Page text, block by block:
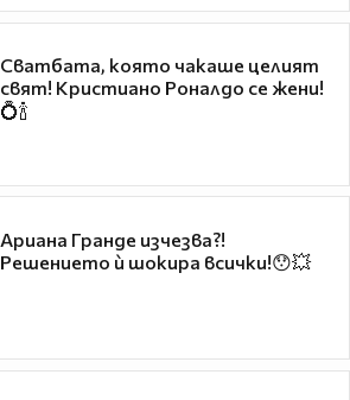
Сватбата, която чакаше целият
свят! Кристиано Роналдо се жени!
💍🍾
Ариана Гранде изчезва?!
Решението ѝ шокира всички!😯💥